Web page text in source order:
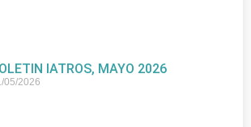
IATROS, MAYO 2026
05/2026